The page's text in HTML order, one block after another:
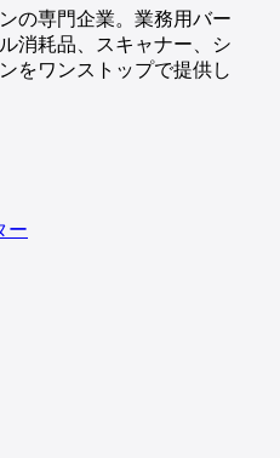
の専門企業。業務用バー
消耗品、スキャナー、シ
をワンストップで提供し
ー